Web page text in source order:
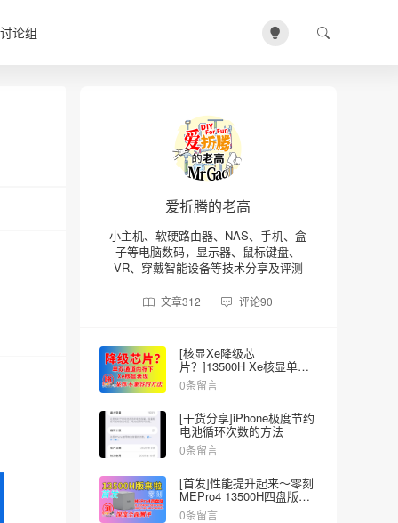
论组
爱折腾的老高
小主机、软硬路由器、NAS、手机、盒
子等电脑数码，显示器、鼠标键盘、
VR、穿戴智能设备等技术分享及评测
文章312 评论90
[核显Xe降级芯
片？]13500H Xe核显单双
内存的差异
0条留言
[干货分享]iPhone极度节约
电池循环次数的方法
0条留言
[首发]性能提升起来～零刻
MEPro4 13500H四盘版
NAS深度全面测试
0条留言